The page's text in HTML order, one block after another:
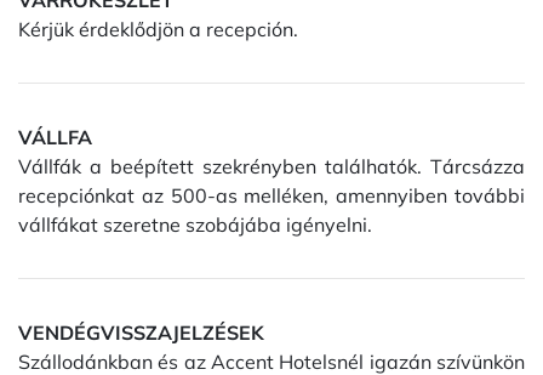
Kérjük érdeklődjön a recepción.
VÁLLFA
Vállfák a beépített szekrényben találhatók. Tárcsázza
recepciónkat az 500-as melléken, amennyiben további
vállfákat szeretne szobájába igényelni.
VENDÉGVISSZAJELZÉSEK
Szállodánkban és az Accent Hotelsnél igazán szívünkön